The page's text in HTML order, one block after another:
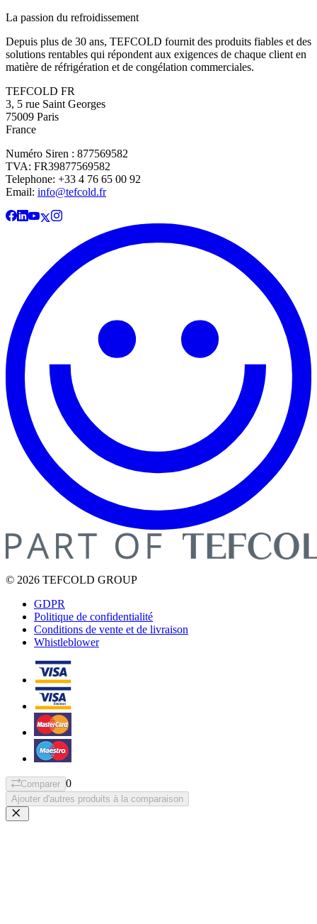
La passion du refroidissement
Depuis plus de 30 ans, TEFCOLD fournit des produits fiables et des
solutions rentables qui répondent aux exigences de chaque client en
matière de réfrigération et de congélation commerciales.
TEFCOLD FR
3, 5 rue Saint Georges
75009 Paris
France
Numéro Siren : 877569582
TVA: FR39877569582
Telephone: +33 4 76 65 00 92
Email: info@tefcold.fr
© 2026 TEFCOLD GROUP
GDPR
Politique de confidentialité
Conditions de vente et de livraison
Whistleblower
Comparer 0
Ajouter d'autres produits à la comparaison